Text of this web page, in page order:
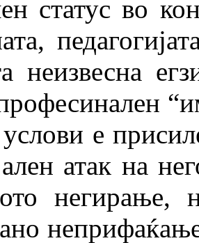
статус во
неизвесна
е
атак на
негирање,